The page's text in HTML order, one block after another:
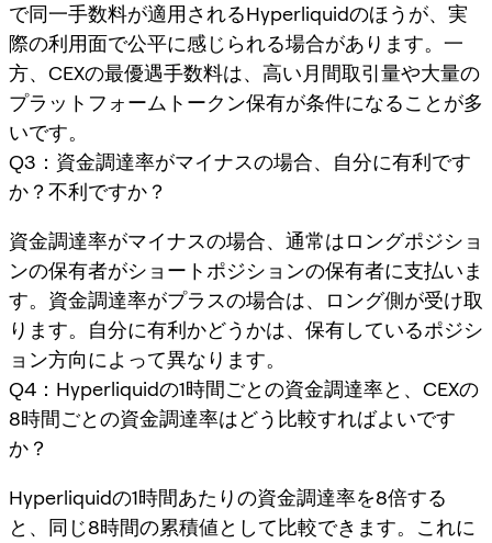
で同一手数料が適用されるHyperliquidのほうが、実
際の利用面で公平に感じられる場合があります。一
方、CEXの最優遇手数料は、高い月間取引量や大量の
プラットフォームトークン保有が条件になることが多
いです。
Q3：資金調達率がマイナスの場合、自分に有利です
か？不利ですか？
資金調達率がマイナスの場合、通常はロングポジショ
ンの保有者がショートポジションの保有者に支払いま
す。資金調達率がプラスの場合は、ロング側が受け取
ります。自分に有利かどうかは、保有しているポジシ
ョン方向によって異なります。
Q4：Hyperliquidの1時間ごとの資金調達率と、CEXの
8時間ごとの資金調達率はどう比較すればよいです
か？
Hyperliquidの1時間あたりの資金調達率を8倍する
と、同じ8時間の累積値として比較できます。これに